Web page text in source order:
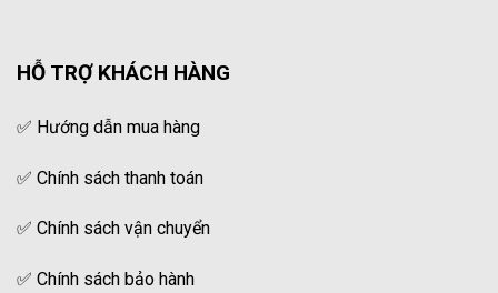
HỖ TRỢ KHÁCH HÀNG
✅ Hướng dẫn mua hàng
✅ Chính sách thanh toán
✅ Chính sách vận chuyển
✅ Chính sách bảo hành